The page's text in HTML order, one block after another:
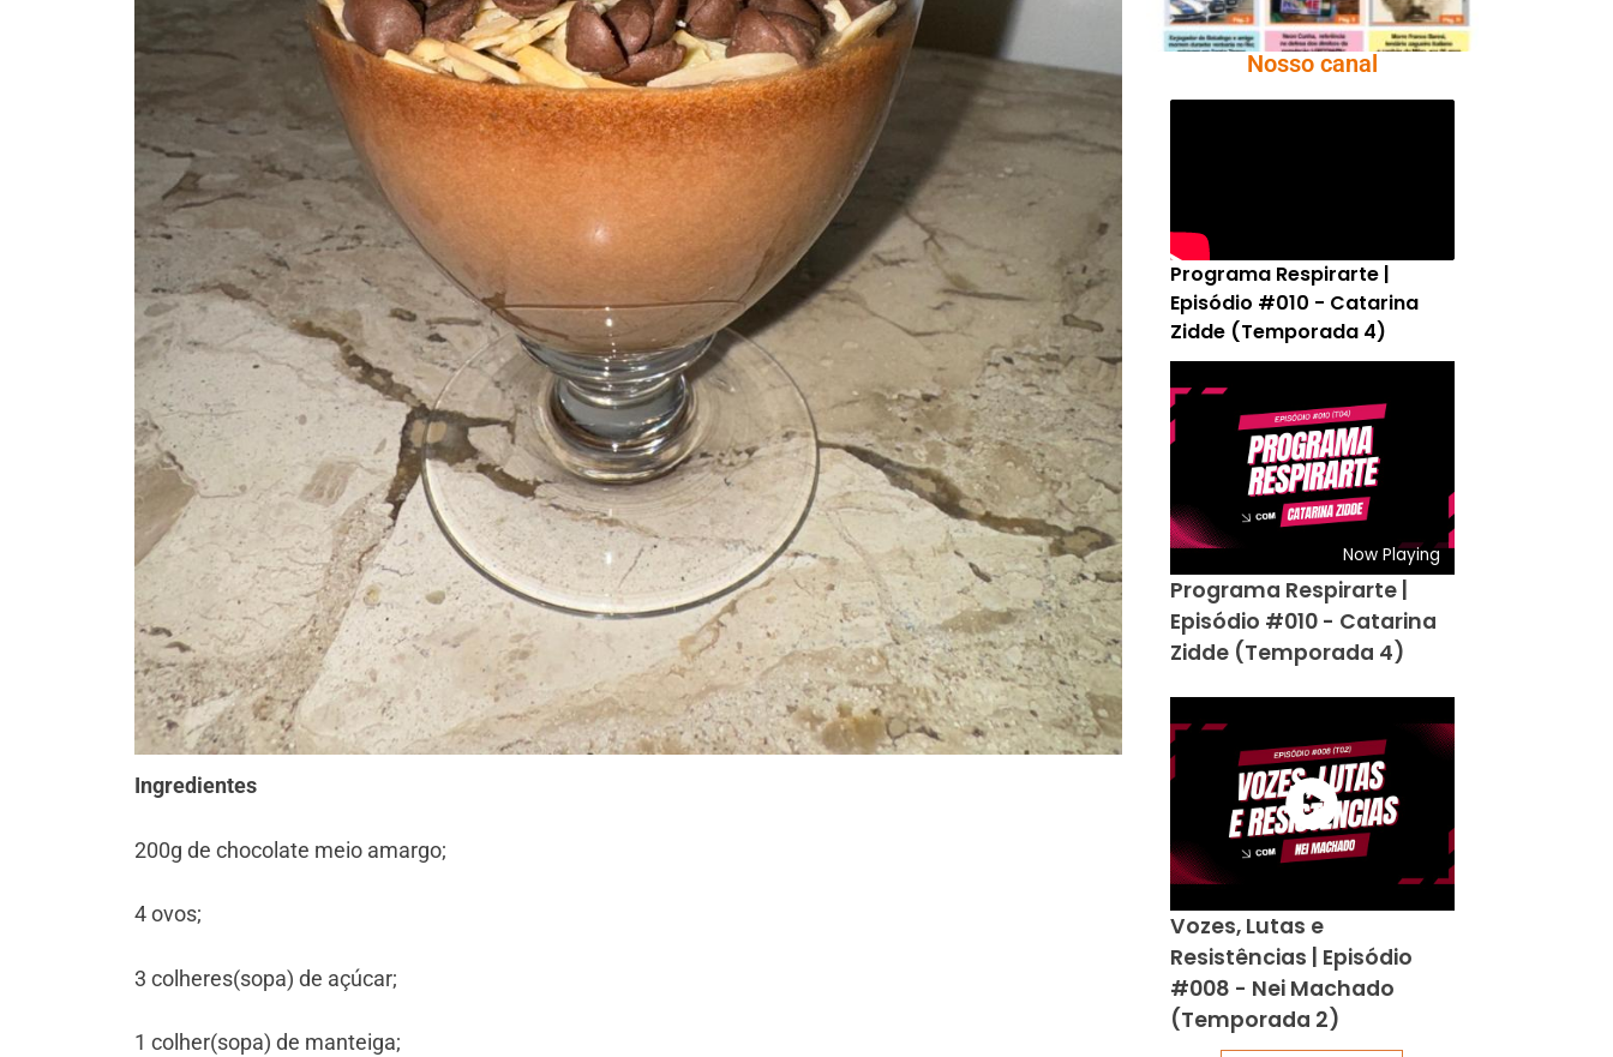
Ingredientes
200g de chocolate meio amargo;
⁠4 ovos;
⁠3 colheres(sopa) de açúcar;
⁠1 colher(sopa) de manteiga;
Nosso canal
Programa Respirarte |
Episódio #010 - Catarina
Zidde (Temporada 4)
Now Playing
Programa Respirarte |
Episódio #010 - Catarina
Zidde (Temporada 4)
Vozes, Lutas e
Resistências | Episódio
#008 - Nei Machado
(Temporada 2)